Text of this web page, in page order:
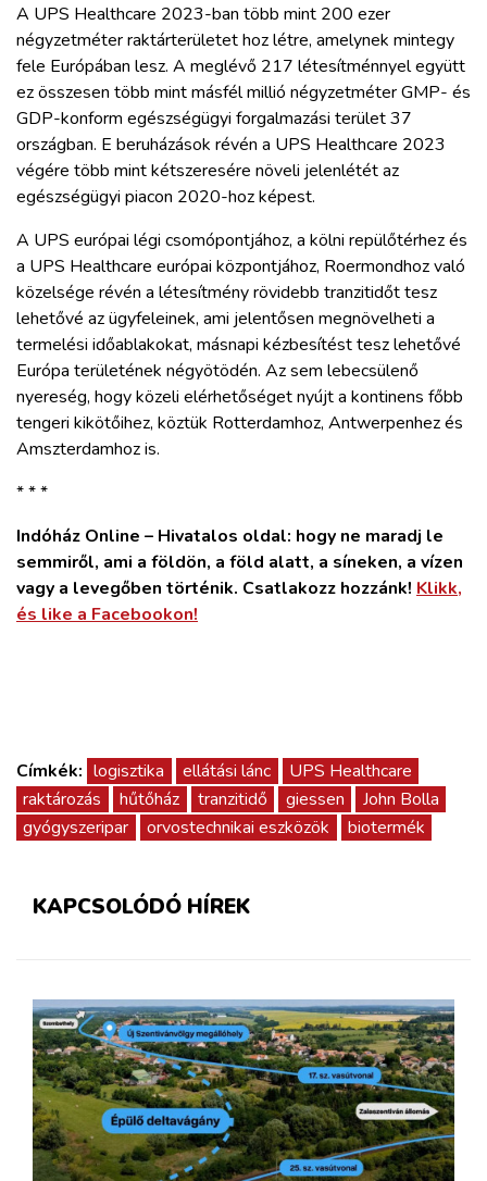
A UPS Healthcare 2023-ban több mint 200 ezer
négyzetméter raktárterületet hoz létre, amelynek mintegy
fele Európában lesz. A meglévő 217 létesítménnyel együtt
ez összesen több mint másfél millió négyzetméter GMP- és
GDP-konform egészségügyi forgalmazási terület 37
országban. E beruházások révén a UPS Healthcare 2023
végére több mint kétszeresére növeli jelenlétét az
egészségügyi piacon 2020-hoz képest.
A UPS európai légi csomópontjához, a kölni repülőtérhez és
a UPS Healthcare európai központjához, Roermondhoz való
közelsége révén a létesítmény rövidebb tranzitidőt tesz
lehetővé az ügyfeleinek, ami jelentősen megnövelheti a
termelési időablakokat, másnapi kézbesítést tesz lehetővé
Európa területének négyötödén. Az sem lebecsülenő
nyereség, hogy közeli elérhetőséget nyújt a kontinens főbb
tengeri kikötőihez, köztük Rotterdamhoz, Antwerpenhez és
Amszterdamhoz is.
* * *
Indóház Online – Hivatalos oldal: hogy ne maradj le
semmiről, ami a földön, a föld alatt, a síneken, a vízen
vagy a levegőben történik. Csatlakozz hozzánk! Klikk,
és like a Facebookon!
Címkék: logisztika ellátási lánc
UPS Healthcare
raktározás
hűtőház tranzitidő giessen
John Bolla
gyógyszeripar
orvostechnikai eszközök biotermék
KAPCSOLÓDÓ HÍREK